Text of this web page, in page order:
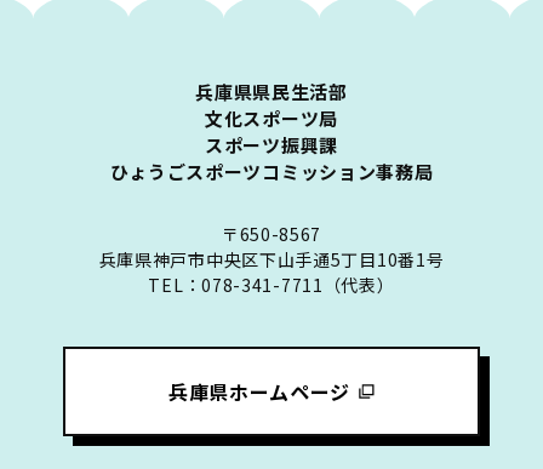
兵庫県県民生活部
文化スポーツ局
スポーツ振興課
ひょうごスポーツコミッション事務局
〒650-8567
兵庫県神戸市中央区下山手通5丁目10番1号
TEL：078-341-7711（代表）
兵庫県ホームページ